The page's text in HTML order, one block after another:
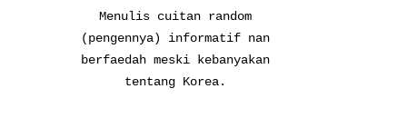
Menulis cuitan random
(pengennya) informatif nan
berfaedah meski kebanyakan
tentang Korea.